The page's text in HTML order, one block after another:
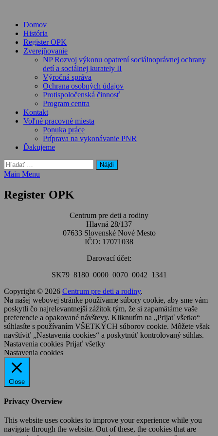
contentDomov
História
Register OPK
Zverejňovanie
NP Rozvoj výkonu opatrení sociálnoprávnej ochrany
detí a sociálnej kurately II
Výročná správa
Ochrana osobných údajov
Protispoločenská činnosť
Program centra
Kontakt
Voľné pracovné miesta
Ponuka práce
Príprava na vykonávanie PNR
Ďakujeme
Hľadať:
Main Menu
Register OPK
Centrum pre deti a rodiny
Hlavná 28/137
07633 Slovenské Nové Mesto
IČO: 17071038
Darovací účet:
SK79 8180 0000 0070 0042 1341
Copyright © 2026 Centrum pre deti a rodiny.
Na našej webovej stránke používame súbory cookie, aby sme vám
poskytli čo najrelevantnejší zážitok tým, že si zapamätáme vaše
preferencie a opakované návštevy. Kliknutím na „Prijať všetko“
súhlasíte s používaním VŠETKÝCH súborov cookie. Môžete však
navštíviť „Nastavenia cookies“ a poskytnúť kontrolovaný súhlas.
Nastavenia cookies Prijať všetky
Nastavenia cookies
Close
Privacy Overview
This website uses cookies to improve your experience while you
navigate through the website. Out of these, the cookies that are